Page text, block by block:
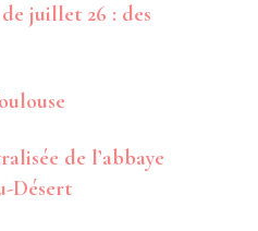
juillet 26 : des
de l’abbaye
Désert